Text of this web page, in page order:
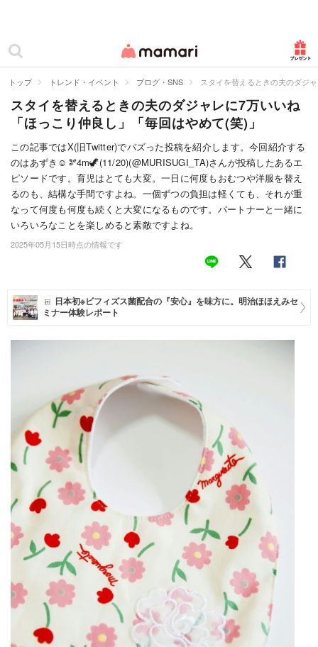
ママリ
カテゴリー一覧
妊娠
出産
赤ちゃん・育児
子育て・家族
病院
美容・ファッション
住まい
マネー
トップ トレンド・イベント ブログ・SNS スタイを替えるときの夫のダジ
スタイを替えるときの夫のダジャレに7万いいね
「ほっこり仲良し」「毎回はやめて(笑)」
この記事ではX(旧Twitter)でバズった投稿を紹介します。今回紹介する
のはあずき☺︎🫘4m🦖(11/20)(@MURISUGI_TA)さんが投稿したあるエ
ピソードです。育児はとても大変。一日に何度もおむつや洋服を替え
るのも、結構な手間ですよね。一個ずつの負担は軽くても、それが重
なって何度も何度も続くと大変になるものです。パートナーと一緒に
いろいろなことを楽しめると素敵ですよね。
2025年05月15日時点の情報です
日本初※ビフィズス菌配合の『安心』を味方に。明治ほほえみセ
ミナー体験レポート